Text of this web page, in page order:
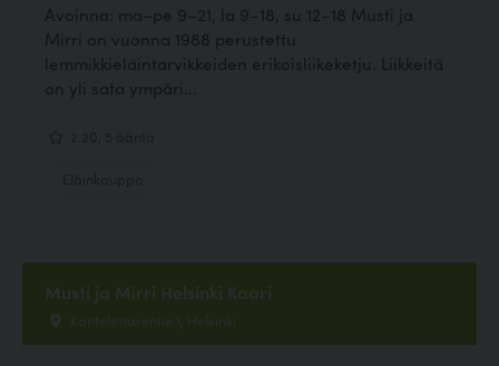
Avoinna: ma–pe 9–21, la 9–18, su 12–18 Musti ja
Mirri on vuonna 1988 perustettu
lemmikkieläintarvikkeiden erikoisliikeketju. Liikkeitä
on yli sata ympäri...
Musti ja Mirri Helsinki Kaari
Kantelettarentie 1, Helsinki